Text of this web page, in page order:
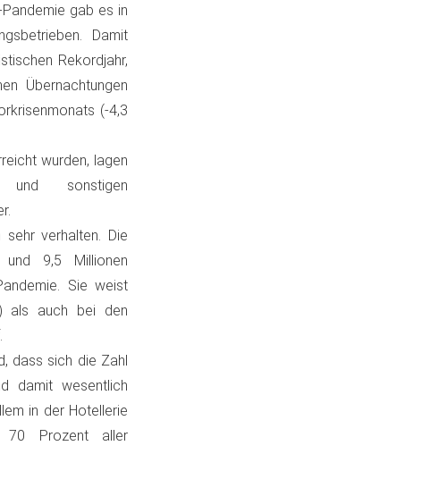
gab es in
Damit
Rekordjahr,
Übernachtungen
(-4,3
wurden, lagen
und sonstigen
verhalten. Die
9,5 Millionen
Sie weist
als auch bei den
dass sich die Zahl
damit wesentlich
in der Hotellerie
Prozent aller